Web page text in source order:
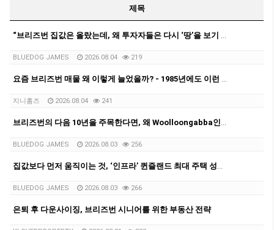
제목
“브리즈번 집값은 올랐는데, 왜 투자자들은 다시 ‘땅’을 보기 시작할까?”
BLUEDOG JAMES 2026.08.04 219
요즘 브리즈번 매물 왜 이렇게 늘었을까? - 1985년에도 이런 적 있었다는 사실!
지니홈즈 2026.08.04 241
브리즈번의 다음 10년을 주목한다면, 왜 Woolloongabba인가?
BLUEDOG JAMES 2026.08.03 256
집값보다 먼저 움직이는 것, ‘인프라’ 퀸즐랜드 최대 주택 성장축으로 떠오르는 Logan을 다시 보다
BLUEDOG JAMES 2026.08.03 266
은퇴 후 다운사이징, 브리즈번 시니어를 위한 부동산 전략